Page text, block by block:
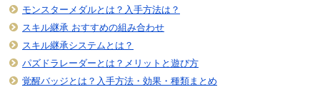
モンスターメダルとは？入手方法は？
スキル継承 おすすめの組み合わせ
スキル継承システムとは？
パズドラレーダーとは？メリットと遊び方
覚醒バッジとは？入手方法・効果・種類まとめ